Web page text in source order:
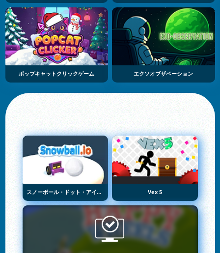
ポップキャットクリックゲーム エクソオブザベーション
スノーボール・ドット・アイオー Vex 5